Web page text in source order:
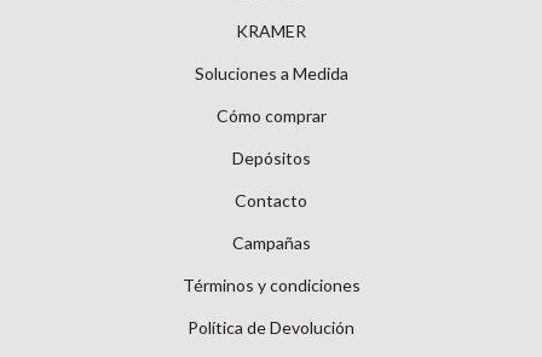
KRAMER
Soluciones a Medida
Cómo comprar
Depósitos
Contacto
Campañas
Términos y condiciones
Política de Devolución